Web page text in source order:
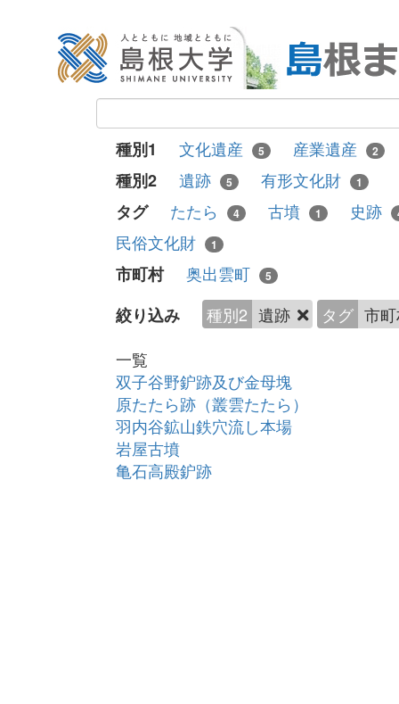
種別1 文化遺産 5 産業遺産 2
種別2 遺跡 5 有形文化財 1
タグ たたら 4 古墳 1 史跡
民俗文化財 1
市町村 奥出雲町 5
絞り込み 種別2 遺跡 タグ 市
一覧
双子谷野鈩跡及び金母塊
原たたら跡（叢雲たたら）
羽内谷鉱山鉄穴流し本場
岩屋古墳
亀石高殿鈩跡